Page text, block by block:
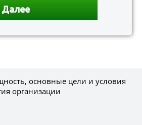
основные цели и условия
организации